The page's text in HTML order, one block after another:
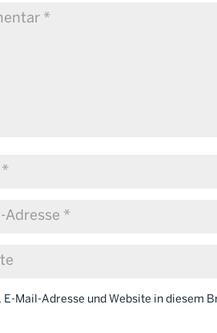
E-Mail-Adresse und Website in diesem